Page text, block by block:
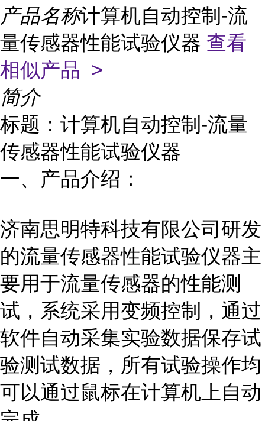
产品名称计算机自动控制-流
量传感器性能试验仪器 查看
相似产品 >
简介
标题：计算机自动控制-流量
传感器性能试验仪器
一、产品介绍：
济南思明特科技有限公司研发
的流量传感器性能试验仪器主
要用于流量传感器的性能测
试，系统采用变频控制，通过
软件自动采集实验数据保存试
验测试数据，所有试验操作均
可以通过鼠标在计算机上自动